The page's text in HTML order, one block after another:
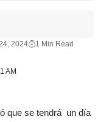
AM
2024 1 Min Read
que se tendrá un día